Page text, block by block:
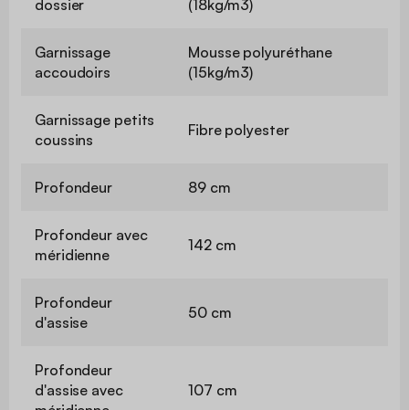
dossier
(18kg/m3)
Garnissage
accoudoirs
Mousse polyuréthane
(15kg/m3)
Garnissage petits
coussins
Fibre polyester
Profondeur 89 cm
Profondeur avec
méridienne
142 cm
Profondeur
d'assise
50 cm
Profondeur
d'assise avec
107 cm